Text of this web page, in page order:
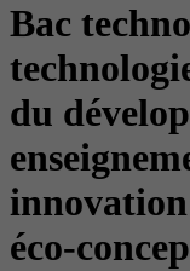
Bac
du
éco-